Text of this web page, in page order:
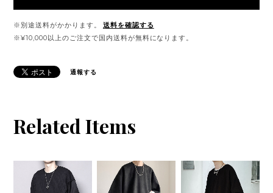
※別途送料がかかります。
送料を確認する
※¥10,000以上のご注文で国内送料が無料になります。
通報する
Related Items